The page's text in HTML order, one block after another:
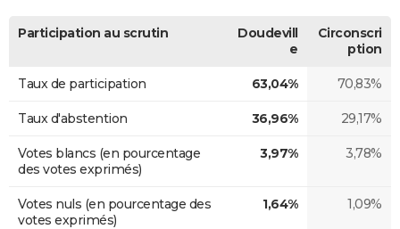
Participation au scrutin
Doudevill
e
Circonscri
ption
Taux de participation 63,04% 70,83%
Taux d'abstention 36,96% 29,17%
Votes blancs (en pourcentage
des votes exprimés)
3,97% 3,78%
Votes nuls (en pourcentage des
votes exprimés)
1,64% 1,09%